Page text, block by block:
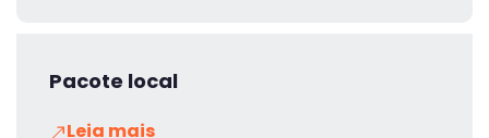
Pacote local
Leia mais